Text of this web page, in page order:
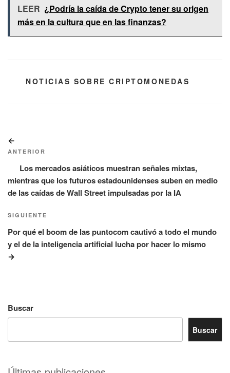
LEER ¿Podría la caída de Crypto tener su origen
más en la cultura que en las finanzas?
CATEGORÍAS
NOTICIAS SOBRE CRIPTOMONEDAS
de
entradas
anterior:
ANTERIOR
Los mercados asiáticos muestran señales mixtas,
mientras que los futuros estadounidenses suben en medio
de las caídas de Wall Street impulsadas por la IA
Siguiente
entrada
SIGUIENTE
Por qué el boom de las puntocom cautivó a todo el mundo
y el de la inteligencia artificial lucha por hacer lo mismo
Buscar
Buscar